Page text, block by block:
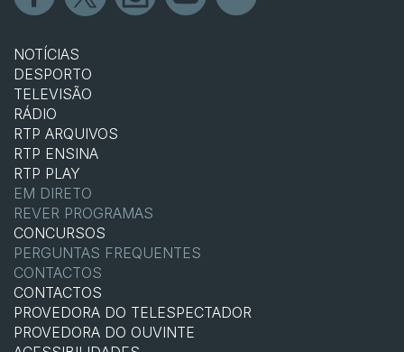
NOTÍCIAS
DESPORTO
TELEVISÃO
RÁDIO
RTP ARQUIVOS
RTP ENSINA
RTP PLAY
EM DIRETO
REVER PROGRAMAS
CONCURSOS
PERGUNTAS FREQUENTES
CONTACTOS
CONTACTOS
PROVEDORA DO TELESPECTADOR
PROVEDORA DO OUVINTE